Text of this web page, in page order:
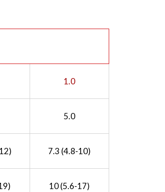
1.0
5.0
7.3 (4.8-10)
10 (5.6-17)